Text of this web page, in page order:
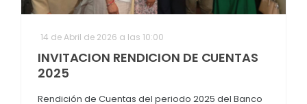
14 de Abril de 2026 a las 10:00
INVITACION RENDICION DE CUENTAS
2025
Rendición de Cuentas del periodo 2025 del Banco